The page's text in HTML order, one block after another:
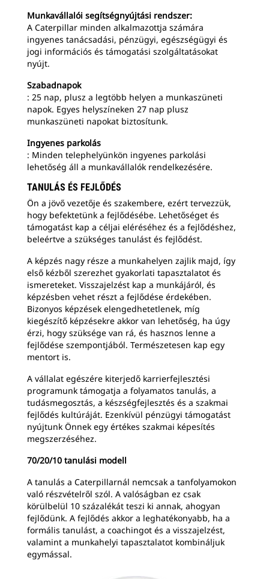
Munkavállalói segítségnyújtási rendszer:
A Caterpillar minden alkalmazottja számára
ingyenes tanácsadási, pénzügyi, egészségügyi és
jogi információs és támogatási szolgáltatásokat
nyújt.
Szabadnapok
: 25 nap, plusz a legtöbb helyen a munkaszüneti
napok. Egyes helyszíneken 27 nap plusz
munkaszüneti napokat biztosítunk.
Ingyenes parkolás
: Minden telephelyünkön ingyenes parkolási
lehetőség áll a munkavállalók rendelkezésére.
TANULÁS ÉS FEJLŐDÉS
Ön a jövő vezetője és szakembere, ezért tervezzük,
hogy befektetünk a fejlődésébe. Lehetőséget és
támogatást kap a céljai eléréséhez és a fejlődéshez,
beleértve a szükséges tanulást és fejlődést.
A képzés nagy része a munkahelyen zajlik majd, így
első kézből szerezhet gyakorlati tapasztalatot és
ismereteket. Visszajelzést kap a munkájáról, és
képzésben vehet részt a fejlődése érdekében.
Bizonyos képzések elengedhetetlenek, míg
kiegészítő képzésekre akkor van lehetőség, ha úgy
érzi, hogy szüksége van rá, és hasznos lenne a
fejlődése szempontjából. Természetesen kap egy
mentort is.
A vállalat egészére kiterjedő karrierfejlesztési
programunk támogatja a folyamatos tanulás, a
tudásmegosztás, a készségfejlesztés és a szakmai
fejlődés kultúráját. Ezenkívül pénzügyi támogatást
nyújtunk Önnek egy értékes szakmai képesítés
megszerzéséhez.
70/20/10 tanulási modell
A tanulás a Caterpillarnál nemcsak a tanfolyamokon
való részvételről szól. A valóságban ez csak
körülbelül 10 százalékát teszi ki annak, ahogyan
fejlődünk. A fejlődés akkor a leghatékonyabb, ha a
formális tanulást, a coachingot és a visszajelzést,
valamint a munkahelyi tapasztalatot kombináljuk
egymással.